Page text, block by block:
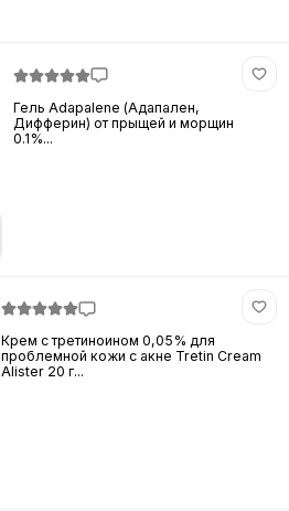
Гель Adapalene (Адапален,
Дифферин) от прыщей и морщин
0.1%...
Крем с третиноином 0,05% для
проблемной кожи с акне Tretin Cream
Alister 20 г...